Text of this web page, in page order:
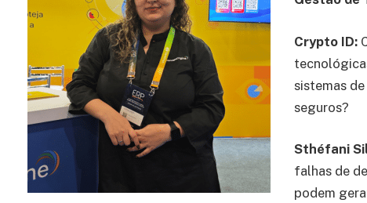
Crypto ID:
sistemas
seguros?
Sthéfani
falhas de
podem